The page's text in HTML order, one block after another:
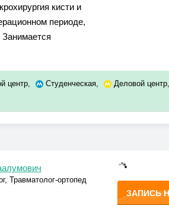
кисти и
периоде,
центр, Студенческая, Деловой центр,
ЗАПИСЬ
Травматолог-ортопед